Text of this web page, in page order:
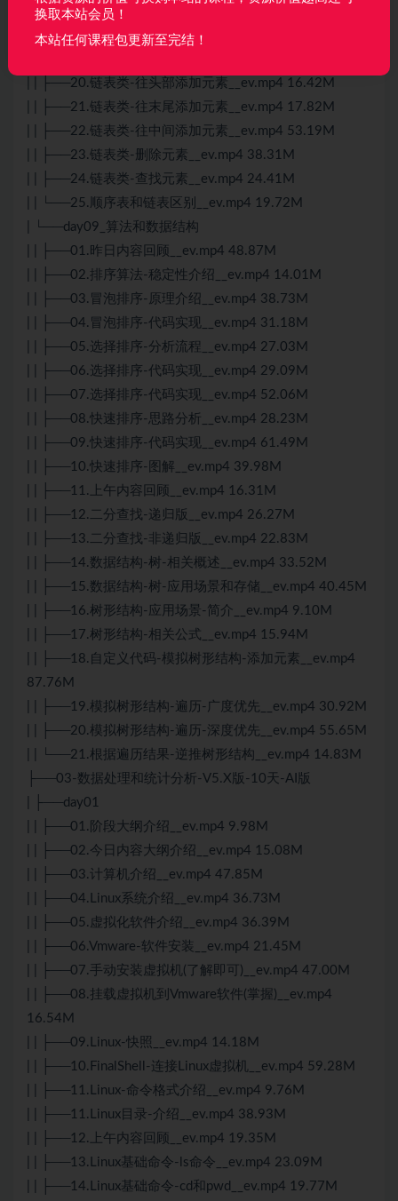
| | ├──17.链表类-判断链表是否为空__ev.mp4 19.37M
| | ├──18.链表类-获取长度__ev.mp4 12.66M
| | ├──20.链表类-往头部添加元素__ev.mp4 16.42M
| | ├──21.链表类-往末尾添加元素__ev.mp4 17.82M
| | ├──22.链表类-往中间添加元素__ev.mp4 53.19M
| | ├──23.链表类-删除元素__ev.mp4 38.31M
| | ├──24.链表类-查找元素__ev.mp4 24.41M
| | └──25.顺序表和链表区别__ev.mp4 19.72M
| └──day09_算法和数据结构
| | ├──01.昨日内容回顾__ev.mp4 48.87M
| | ├──02.排序算法-稳定性介绍__ev.mp4 14.01M
| | ├──03.冒泡排序-原理介绍__ev.mp4 38.73M
| | ├──04.冒泡排序-代码实现__ev.mp4 31.18M
| | ├──05.选择排序-分析流程__ev.mp4 27.03M
| | ├──06.选择排序-代码实现__ev.mp4 29.09M
| | ├──07.选择排序-代码实现__ev.mp4 52.06M
| | ├──08.快速排序-思路分析__ev.mp4 28.23M
| | ├──09.快速排序-代码实现__ev.mp4 61.49M
| | ├──10.快速排序-图解__ev.mp4 39.98M
| | ├──11.上午内容回顾__ev.mp4 16.31M
| | ├──12.二分查找-递归版__ev.mp4 26.27M
| | ├──13.二分查找-非递归版__ev.mp4 22.83M
| | ├──14.数据结构-树-相关概述__ev.mp4 33.52M
| | ├──15.数据结构-树-应用场景和存储__ev.mp4 40.45M
| | ├──16.树形结构-应用场景-简介__ev.mp4 9.10M
| | ├──17.树形结构-相关公式__ev.mp4 15.94M
| | ├──18.自定义代码-模拟树形结构-添加元素__ev.mp4
87.76M
| | ├──19.模拟树形结构-遍历-广度优先__ev.mp4 30.92M
| | ├──20.模拟树形结构-遍历-深度优先__ev.mp4 55.65M
| | └──21.根据遍历结果-逆推树形结构__ev.mp4 14.83M
├──03-数据处理和统计分析-V5.X版-10天-AI版
| ├──day01
| | ├──01.阶段大纲介绍__ev.mp4 9.98M
| | ├──02.今日内容大纲介绍__ev.mp4 15.08M
| | ├──03.计算机介绍__ev.mp4 47.85M
| | ├──04.Linux系统介绍__ev.mp4 36.73M
| | ├──05.虚拟化软件介绍__ev.mp4 36.39M
| | ├──06.Vmware-软件安装__ev.mp4 21.45M
| | ├──07.手动安装虚拟机(了解即可)__ev.mp4 47.00M
| | ├──08.挂载虚拟机到Vmware软件(掌握)__ev.mp4
16.54M
| | ├──09.Linux-快照__ev.mp4 14.18M
| | ├──10.FinalShell-连接Linux虚拟机__ev.mp4 59.28M
| | ├──11.Linux-命令格式介绍__ev.mp4 9.76M
| | ├──11.Linux目录-介绍__ev.mp4 38.93M
| | ├──12.上午内容回顾__ev.mp4 19.35M
| | ├──13.Linux基础命令-ls命令__ev.mp4 23.09M
| | ├──14.Linux基础命令-cd和pwd__ev.mp4 19.77M
换取本站会员！
本站任何课程包更新至完结！